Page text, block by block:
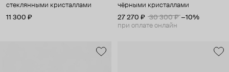
стеклянными кристаллами
11 300 ₽
чёрными кристаллами
27 270 ₽
30 300 ₽ −10%
при оплате онлайн